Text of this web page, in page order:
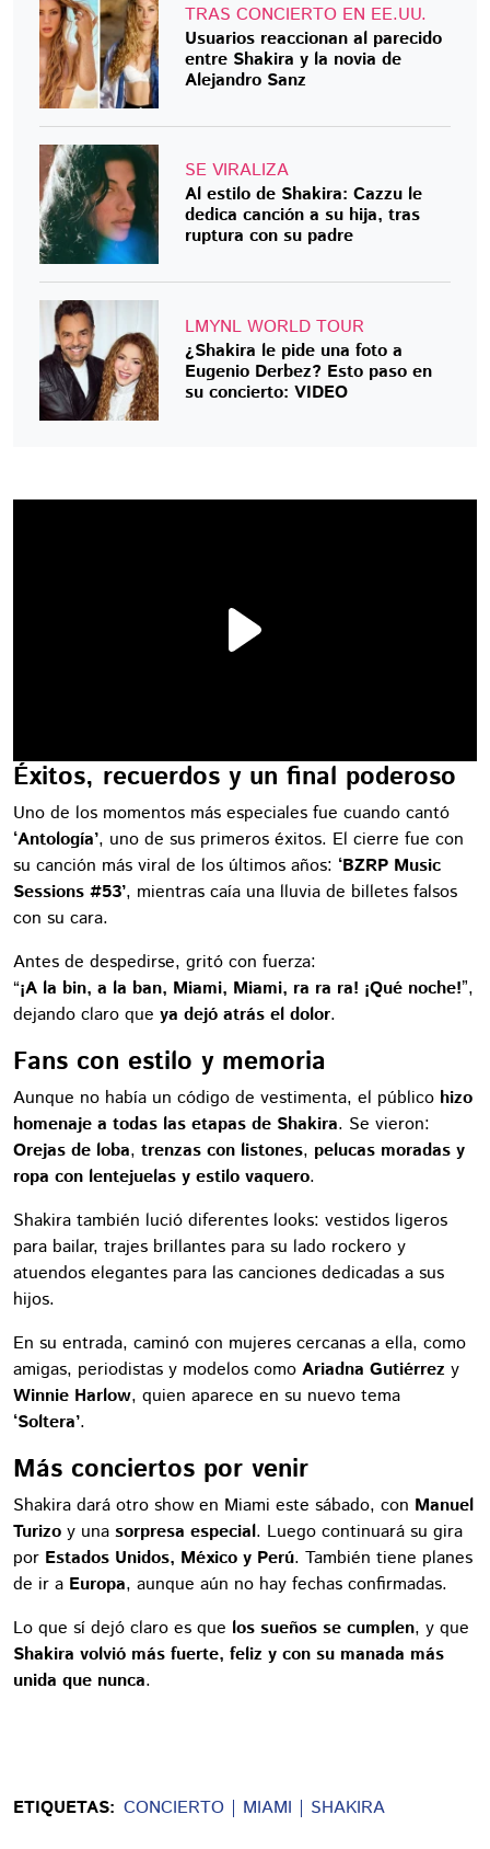
TRAS CONCIERTO EN EE.UU.
Usuarios reaccionan al parecido
entre Shakira y la novia de
Alejandro Sanz
SE VIRALIZA
Al estilo de Shakira: Cazzu le
dedica canción a su hija, tras
ruptura con su padre
LMYNL WORLD TOUR
¿Shakira le pide una foto a
Eugenio Derbez? Esto paso en
su concierto: VIDEO
Éxitos, recuerdos y un final poderoso
Uno de los momentos más especiales fue cuando cantó
‘Antología’, uno de sus primeros éxitos. El cierre fue con
su canción más viral de los últimos años: ‘BZRP Music
Sessions #53’, mientras caía una lluvia de billetes falsos
con su cara.
Antes de despedirse, gritó con fuerza:
“¡A la bin, a la ban, Miami, Miami, ra ra ra! ¡Qué noche!”,
dejando claro que ya dejó atrás el dolor.
Fans con estilo y memoria
Aunque no había un código de vestimenta, el público hizo
homenaje a todas las etapas de Shakira. Se vieron:
Orejas de loba, trenzas con listones, pelucas moradas y
ropa con lentejuelas y estilo vaquero.
Shakira también lució diferentes looks: vestidos ligeros
para bailar, trajes brillantes para su lado rockero y
atuendos elegantes para las canciones dedicadas a sus
hijos.
En su entrada, caminó con mujeres cercanas a ella, como
amigas, periodistas y modelos como Ariadna Gutiérrez y
Winnie Harlow, quien aparece en su nuevo tema
‘Soltera’.
Más conciertos por venir
Shakira dará otro show en Miami este sábado, con Manuel
Turizo y una sorpresa especial. Luego continuará su gira
por Estados Unidos, México y Perú. También tiene planes
de ir a Europa, aunque aún no hay fechas confirmadas.
Lo que sí dejó claro es que los sueños se cumplen, y que
Shakira volvió más fuerte, feliz y con su manada más
unida que nunca.
ETIQUETAS: CONCIERTO MIAMI SHAKIRA